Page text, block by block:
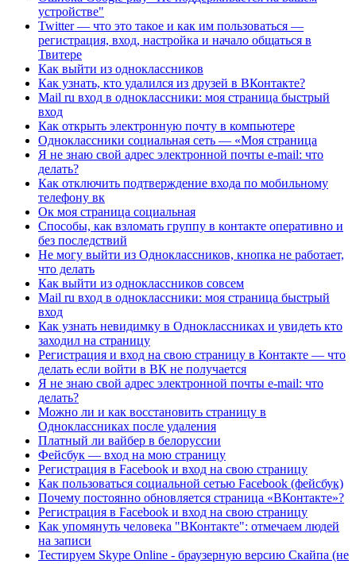
устройстве"
Twitter — что это такое и как им пользоваться —
регистрация, вход, настройка и начало общаться в
Твитере
Как выйти из одноклассников
Как узнать, кто удалился из друзей в ВКонтакте?
Mail ru вход в одноклассники: моя страница быстрый
вход
Как открыть электронную почту в компьютере
Одноклассники социальная сеть — «Моя страница
Я не знаю свой адрес электронной почты e-mail: что
делать?
Как отключить подтверждение входа по мобильному
телефону вк
Ок моя страница социальная
Способы, как взломать группу в контакте оперативно и
без последствий
Не могу выйти из Одноклассников, кнопка не работает,
что делать
Как выйти из одноклассников совсем
Mail ru вход в одноклассники: моя страница быстрый
вход
Как узнать невидимку в Одноклассниках и увидеть кто
заходил на страницу
Регистрация и вход на свою страницу в Контакте — что
делать если войти в ВК не получается
Я не знаю свой адрес электронной почты e-mail: что
делать?
Можно ли и как восстановить страницу в
Одноклассниках после удаления
Платный ли вайбер в белоруссии
Фейсбук — вход на мою страницу
Регистрация в Facebook и вход на свою страницу
Как пользоваться социальной сетью Facebook (фейсбук)
Почему постоянно обновляется страница «ВКонтакте»?
Регистрация в Facebook и вход на свою страницу
Как упомянуть человека "ВКонтакте": отмечаем людей
на записи
Тестируем Skype Online - браузерную версию Скайпа (не